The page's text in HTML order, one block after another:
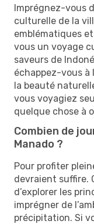
Imprégnez-vous
culturelle de la
emblématiques
vous un voyage
saveurs de
échappez-vous à
la beauté
vous voyagiez
quelque chose à
Combien de
Manado ?
Pour profiter
devraient suffire.
d’explorer les
imprégner de
précipitation. Si